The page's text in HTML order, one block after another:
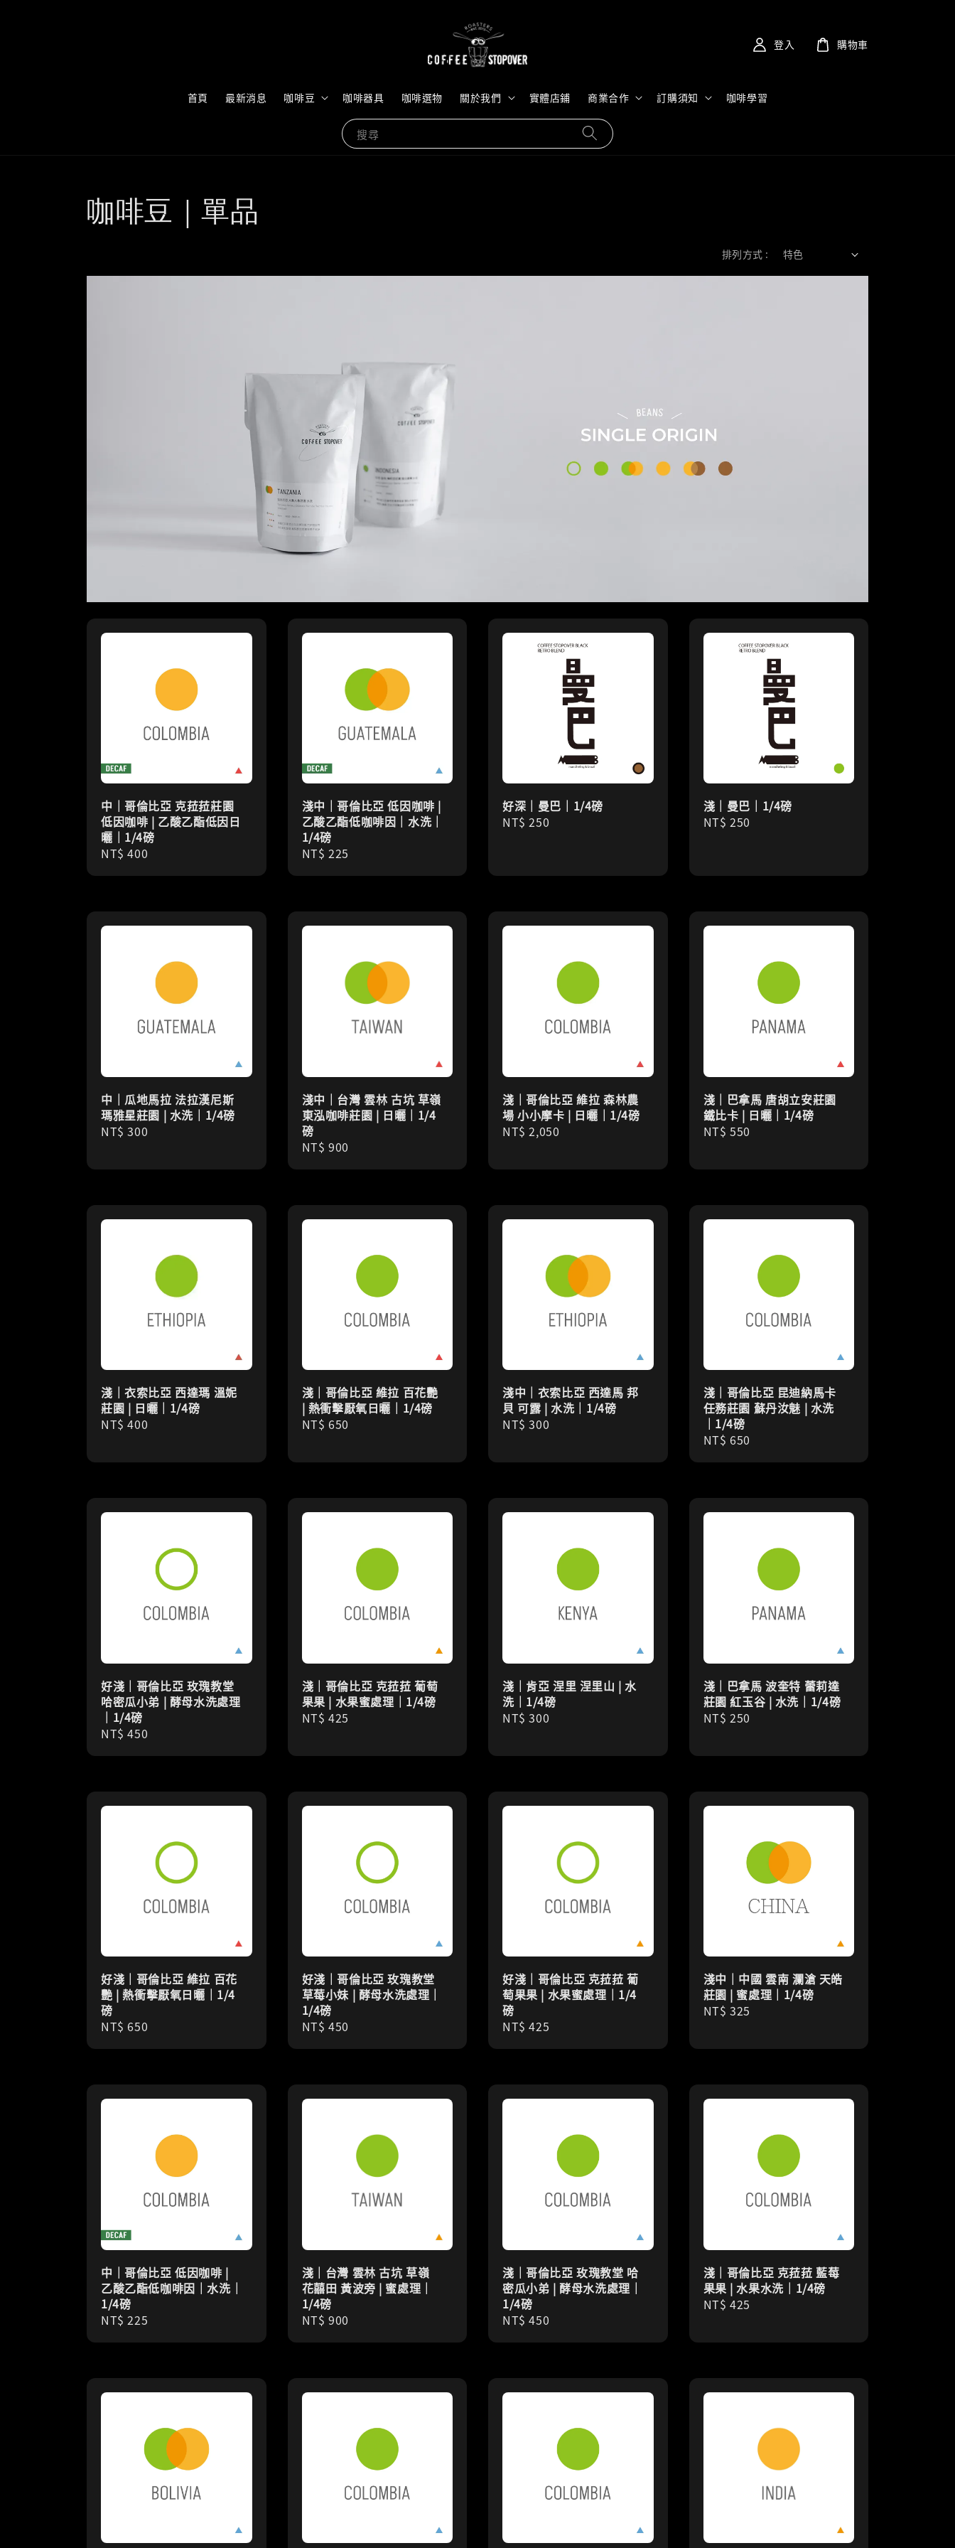
搜尋
首頁 最新消息 咖啡豆 咖啡器具 咖啡選物 關於我們 實體店鋪 商業合作 訂購須知 咖啡學習
登入 購物車
咖啡豆｜單品
排列方式 :
中｜哥倫比亞 克菈菈莊園
低因咖啡 | 乙酸乙酯低因日
曬｜1/4磅
Regular
NT$ 400
淺中｜哥倫比亞 低因咖啡 |
乙酸乙酯低咖啡因｜水洗｜
1/4磅
Regular
NT$ 225
好深｜曼巴｜1/4磅
Regular
NT$ 250
淺｜曼巴｜1/4磅
Regular
NT$ 250
中｜瓜地馬拉 法拉漢尼斯
瑪雅星莊園 | 水洗｜1/4磅
Regular
NT$ 300
淺中｜台灣 雲林 古坑 草嶺
東泓咖啡莊園 | 日曬｜1/4
磅
Regular
NT$ 900
淺｜哥倫比亞 維拉 森林農
場 小小摩卡 | 日曬｜1/4磅
Regular
NT$ 2,050
淺｜巴拿馬 唐胡立安莊園
鐵比卡 | 日曬｜1/4磅
Regular
NT$ 550
淺｜衣索比亞 西達瑪 溫妮
莊園 | 日曬｜1/4磅
Regular
NT$ 400
淺｜哥倫比亞 維拉 百花艷
| 熱衝擊厭氧日曬｜1/4磅
Regular
NT$ 650
淺中｜衣索比亞 西達馬 邦
貝 可露 | 水洗｜1/4磅
Regular
NT$ 300
淺｜哥倫比亞 昆迪納馬卡
任務莊園 蘇丹汝魅 | 水洗
｜1/4磅
Regular
NT$ 650
好淺｜哥倫比亞 玫瑰教堂
哈密瓜小弟 | 酵母水洗處理
｜1/4磅
Regular
NT$ 450
淺｜哥倫比亞 克菈菈 葡萄
果果 | 水果蜜處理｜1/4磅
Regular
NT$ 425
淺｜肯亞 涅里 涅里山 | 水
洗｜1/4磅
Regular
NT$ 300
淺｜巴拿馬 波奎特 蕾莉達
莊園 紅玉谷 | 水洗｜1/4磅
Regular
NT$ 250
好淺｜哥倫比亞 維拉 百花
艷 | 熱衝擊厭氧日曬｜1/4
磅
Regular
NT$ 650
好淺｜哥倫比亞 玫瑰教堂
草莓小妹 | 酵母水洗處理｜
1/4磅
Regular
NT$ 450
好淺｜哥倫比亞 克菈菈 葡
萄果果 | 水果蜜處理｜1/4
磅
Regular
NT$ 425
淺中｜中國 雲南 瀾滄 天皓
莊園 | 蜜處理｜1/4磅
Regular
NT$ 325
中｜哥倫比亞 低因咖啡 |
乙酸乙酯低咖啡因｜水洗｜
1/4磅
Regular
NT$ 225
淺｜台灣 雲林 古坑 草嶺
花囍田 黃波旁 | 蜜處理｜
1/4磅
Regular
NT$ 900
淺｜哥倫比亞 玫瑰教堂 哈
密瓜小弟 | 酵母水洗處理｜
1/4磅
Regular
NT$ 450
淺｜哥倫比亞 克菈菈 藍莓
果果 | 水果水洗｜1/4磅
Regular
NT$ 425